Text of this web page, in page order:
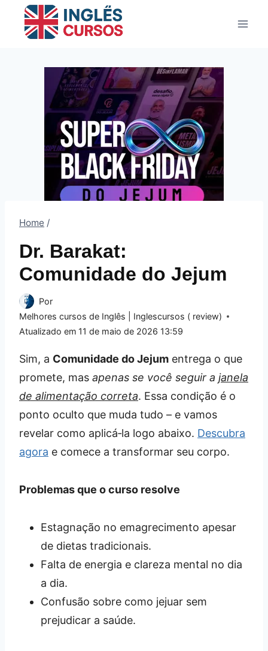
Conteúdo
Home /
Dr. Barakat:
Comunidade do Jejum
Por
Melhores cursos de Inglês | Inglescursos ( review)
Atualizado em 11 de maio de 2026 13:59
Sim, a Comunidade do Jejum entrega o que
promete, mas apenas se você seguir a janela
de alimentação correta. Essa condição é o
ponto oculto que muda tudo – e vamos
revelar como aplicá‑la logo abaixo. Descubra
agora e comece a transformar seu corpo.
Problemas que o curso resolve
Estagnação no emagrecimento apesar
de dietas tradicionais.
Falta de energia e clareza mental no dia
a dia.
Confusão sobre como jejuar sem
prejudicar a saúde.